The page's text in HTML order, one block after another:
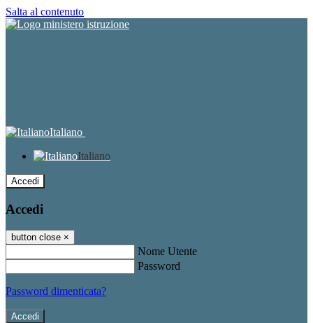
Salta al contenuto
Italiano
Italiano
Accedi
Accedi
button close ×
Nome Utente
Password
Password dimenticata?